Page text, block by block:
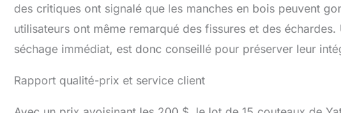
des critiques ont signalé que les manches en bois peuvent
utilisateurs ont même remarqué des fissures et des
séchage immédiat, est donc conseillé pour préserver leur
Rapport qualité-prix et service client